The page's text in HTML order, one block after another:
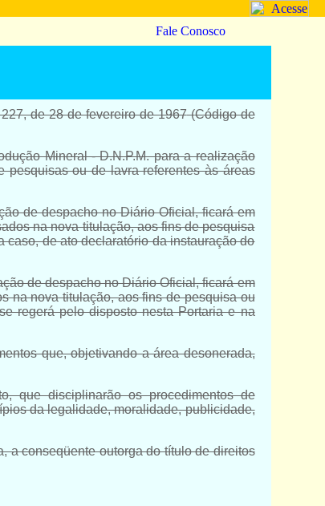
Fale Conosco
de 28 de fevereiro de 1967(Código de
Mineral - D.N.P.M. para a realização
pesquisas ou de lavra referentes às áreas
de despacho no Diário Oficial, ficará em
na nova titulação, aos fins de pesquisa
caso, de ato declaratório da instauração do
de despacho no Diário Oficial, ficará em
na nova titulação, aos fins de pesquisa ou
regerá pelo disposto nesta Portaria e na
que, objetivando a área desonerada,
que disciplinarão os procedimentos de
da legalidade, moralidade, publicidade,
a conseqüente outorga do título de direitos